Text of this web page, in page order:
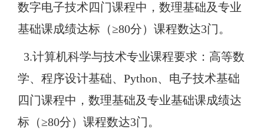
数字电子技术四门课程中，数理基础及专业
基础课成绩达标（≥80分）课程数达3门。
3.计算机科学与技术专业课程要求：高等数
学、程序设计基础、Python、电子技术基础
四门课程中，数理基础及专业基础课成绩达
标（≥80分）课程数达3门。